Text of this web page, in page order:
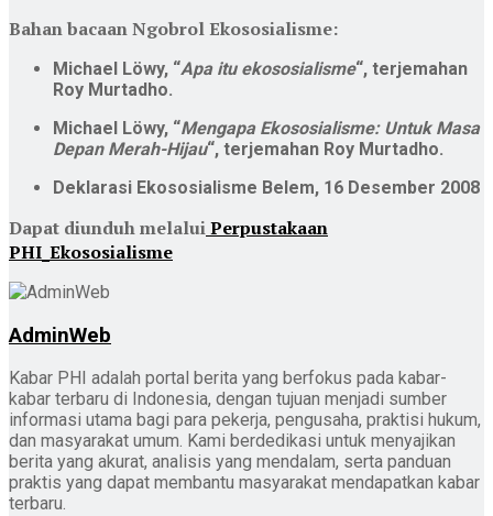
Bahan bacaan Ngobrol Ekososialisme:
Michael Löwy, “Apa itu ekososialisme“, terjemahan
Roy Murtadho.
Michael Löwy, “Mengapa Ekososialisme: Untuk Masa
Depan Merah-Hijau“, terjemahan Roy Murtadho.
Deklarasi Ekososialisme Belem, 16 Desember 2008
Dapat diunduh melaluiPerpustakaan
PHI_Ekososialisme
AdminWeb
Kabar PHI adalah portal berita yang berfokus pada kabar-
kabar terbaru di Indonesia, dengan tujuan menjadi sumber
informasi utama bagi para pekerja, pengusaha, praktisi hukum,
dan masyarakat umum. Kami berdedikasi untuk menyajikan
berita yang akurat, analisis yang mendalam, serta panduan
praktis yang dapat membantu masyarakat mendapatkan kabar
terbaru.